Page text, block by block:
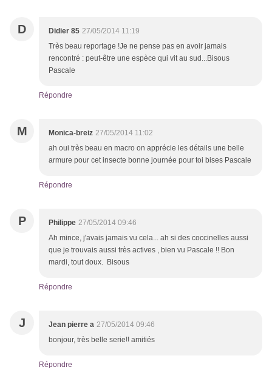
D Didier 85 27/05/2014 11:19
Très beau reportage !Je ne pense pas en avoir jamais
rencontré : peut-être une espèce qui vit au sud...Bisous
Pascale
Répondre
M Monica-breiz 27/05/2014 11:02
ah oui très beau en macro on apprécie les détails une belle
armure pour cet insecte bonne journée pour toi bises Pascale
Répondre
P Philippe 27/05/2014 09:46
Ah mince, j'avais jamais vu cela... ah si des coccinelles aussi
que je trouvais aussi très actives , bien vu Pascale !! Bon
mardi, tout doux. Bisous
Répondre
J Jean pierre a 27/05/2014 09:46
bonjour, très belle serie!! amitiés
Répondre